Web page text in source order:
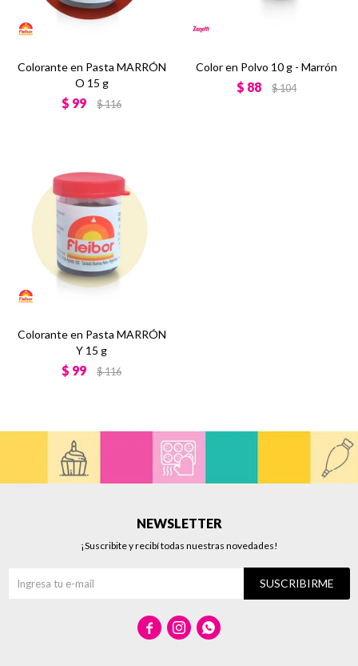
Colorante en Pasta MARRÓN
O 15 g
$ 99 $116
Color en Polvo 10 g - Marrón
$ 88 $104
Colorante en Pasta MARRÓN
Y 15 g
$ 99 $116
NEWSLETTER
¡Suscribite y recibí todas nuestras novedades!
SUSCRIBIRME
  